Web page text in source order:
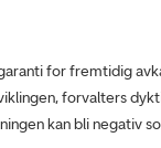
for fremtidig
forvalters
kan bli negativ